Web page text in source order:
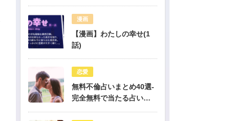
漫画
【漫画】わたしの幸せ(1
話)
恋愛
無料不倫占いまとめ40選-
完全無料で当たる占いだ